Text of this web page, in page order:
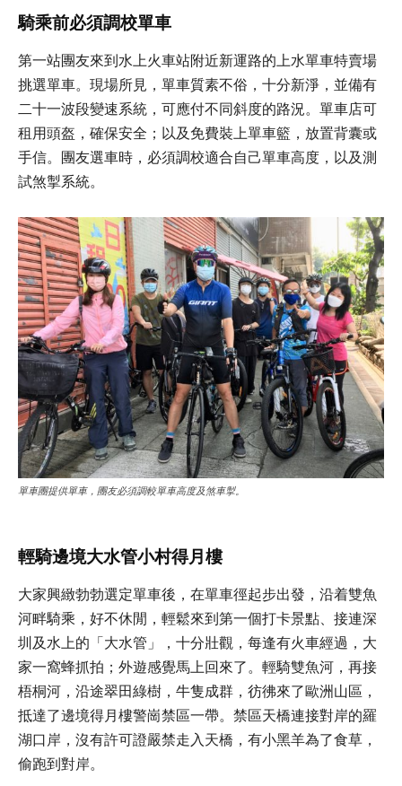
騎乘前必須調校單車
第一站團友來到水上火車站附近新運路的上水單車特賣場
挑選單車。現場所見，單車質素不俗，十分新淨，並備有
二十一波段變速系統，可應付不同斜度的路況。單車店可
租用頭盔，確保安全；以及免費裝上單車籃，放置背囊或
手信。團友選車時，必須調校適合自己單車高度，以及測
試煞掣系統。
單車團提供單車，團友必須調較單車高度及煞車掣。
輕騎邊境大水管小村得月樓
大家興緻勃勃選定單車後，在單車徑起步出發，沿着雙魚
河畔騎乘，好不休閒，輕鬆來到第一個打卡景點、接連深
圳及水上的「大水管」，十分壯觀，每逢有火車經過，大
家一窩蜂抓拍；外遊感覺馬上回來了。輕騎雙魚河，再接
梧桐河，沿途翠田綠樹，牛隻成群，彷彿來了歐洲山區，
抵達了邊境得月樓警崗禁區一帶。禁區天橋連接對岸的羅
湖口岸，沒有許可證嚴禁走入天橋，有小黑羊為了食草，
偷跑到對岸。